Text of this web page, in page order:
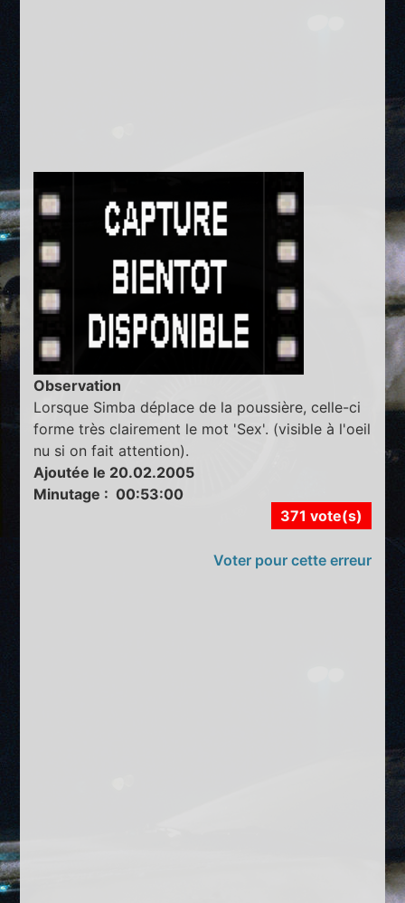
Observation
Lorsque Simba déplace de la poussière, celle-ci
forme très clairement le mot 'Sex'. (visible à l'oeil
nu si on fait attention).
Ajoutée le 20.02.2005
Minutage : 00:53:00
371 vote(s)
Voter pour cette erreur